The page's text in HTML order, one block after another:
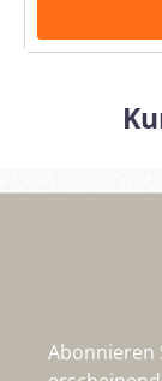
Abonnieren